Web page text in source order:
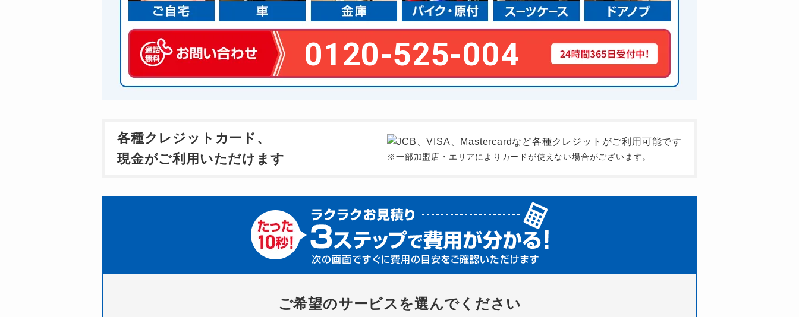
0120-525-004
各種クレジットカード、
現金がご利用いただけます
※一部加盟店・エリアによりカードが使えない場合がございます。
ご希望のサービスを選んでください